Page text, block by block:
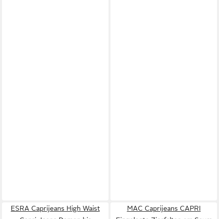
ESRA Caprijeans High Waist
MAC Caprijeans CAPRI